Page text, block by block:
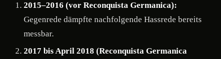
2015–2016 (vor Reconquista Germanica):
Gegenrede dämpfte nachfolgende Hassrede bereits
messbar.
2017 bis April 2018 (Reconquista Germanica